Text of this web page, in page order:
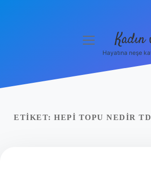
Yasal Uyarı
menüyü
Hayatına neşe
ETIKET: HEPI TOPU NEDIR